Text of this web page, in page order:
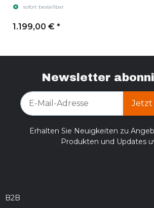
sofort bestellbar
1.199,00 € *
Newsletter
Jetzt
Erhalten Sie Neuigkeiten zu
Produkten und Updates
B2B